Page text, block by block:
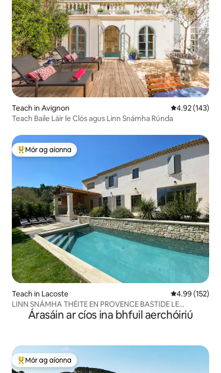
Teach in Avignon Meánrátáil
4.92 (143)
Teach Baile Láir le Clós agus Linn Snámha Rúnda
An-mhór ag aíonna
Mór ag aíonna
Teach in Lacoste Meánrátáil
4.99 (152)
LINN SNÁMHA THÉITE EN PROVENCE BASTIDE LE
RADHARC LUBERON
Árasáin ar cíos ina bhfuil aerchóiriú
An-mhór ag aíonna
Mór ag aíonna